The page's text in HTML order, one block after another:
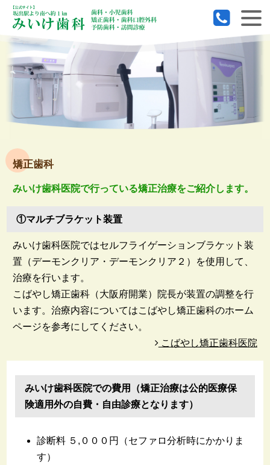
矯正歯科
みいけ歯科医院で行っている矯正治療をご紹介します。
①マルチブラケット装置
みいけ歯科医院ではセルフライゲーションブラケット装
置（デーモンクリア・デーモンクリア２）を使用して、
治療を行います。
こばやし矯正歯科（大阪府開業）院長が装置の調整を行
います。治療内容についてはこばやし矯正歯科のホーム
ページを参考にしてください。
こばやし矯正歯科医院
みいけ歯科医院での費用（矯正治療は公的医療保
険適用外の自費・自由診療となります）
診断料 ５,０００円（セファロ分析時にかかりま
す）